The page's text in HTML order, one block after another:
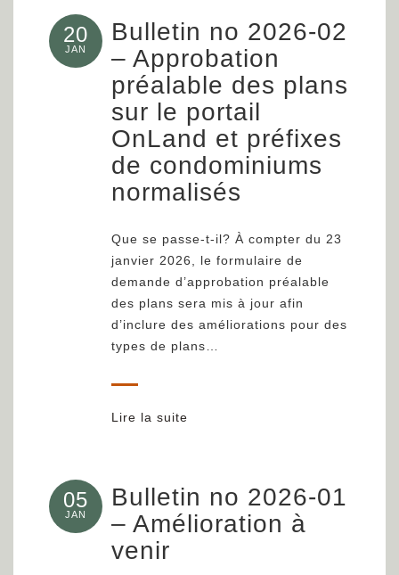
20
JAN
Bulletin no 2026-02
– Approbation
préalable des plans
sur le portail
OnLand et préfixes
de condominiums
normalisés
Que se passe-t-il? À compter du 23
janvier 2026, le formulaire de
demande d’approbation préalable
des plans sera mis à jour afin
d’inclure des améliorations pour des
types de plans…
Lire la suite
05
JAN
Bulletin no 2026-01
– Amélioration à
venir